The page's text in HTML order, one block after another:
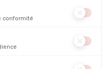
conditions
Autorisée
montagne,
(danger)